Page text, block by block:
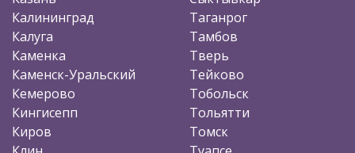
Калининград
Калуга
Каменка
Каменск-Уральский
Кемерово
Кингисепп
Киров
Таганрог
Тамбов
Тверь
Тейково
Тобольск
Тольятти
Томск